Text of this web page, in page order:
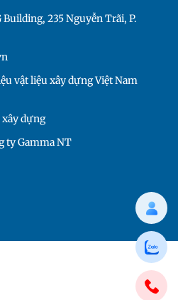
235 Nguyễn Trãi, P.
vật liệu xây dựng Việt Nam
xây dựng
ty Gamma NT